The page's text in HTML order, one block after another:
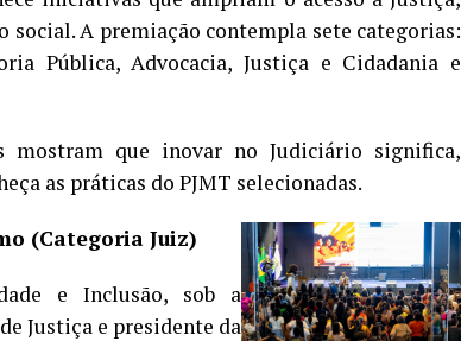
A premiação contempla sete categorias:
Pública, Advocacia, Justiça e Cidadania e
mostram que inovar no Judiciário significa,
as práticas do PJMT selecionadas.
(Categoria Juiz)
e Inclusão, sob a
Justiça e presidente da